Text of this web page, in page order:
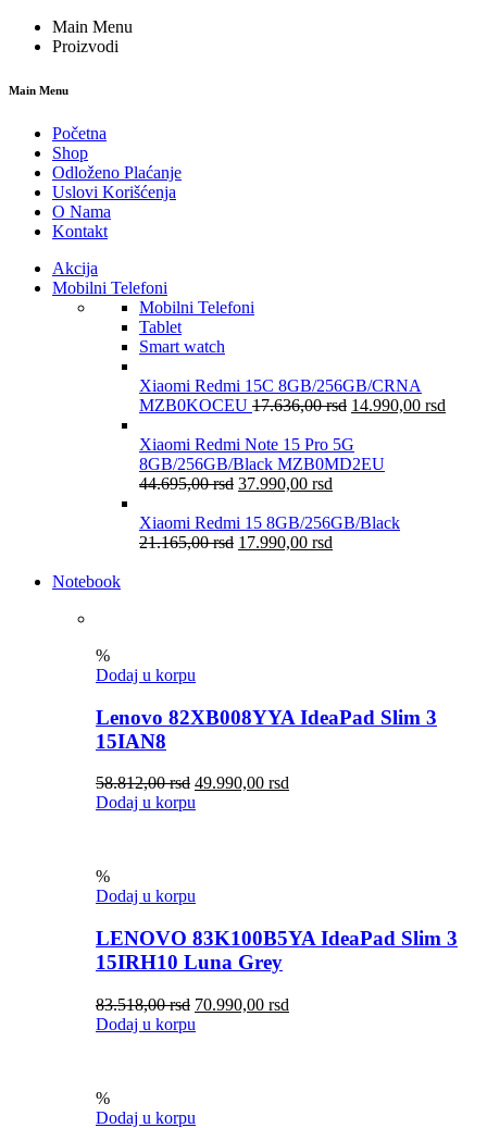
Main Menu
Proizvodi
Main Menu
Početna
Shop
Odloženo Plaćanje
Uslovi Korišćenja
O Nama
Kontakt
Akcija
Mobilni Telefoni
Mobilni Telefoni
Tablet
Smart watch
Xiaomi Redmi 15C 8GB/256GB/CRNA
MZB0KOCEU 17.636,00rsd 14.990,00 rsd
Xiaomi Redmi Note 15 Pro 5G
8GB/256GB/Black MZB0MD2EU
44.695,00rsd 37.990,00 rsd
Xiaomi Redmi 15 8GB/256GB/Black
21.165,00rsd 17.990,00 rsd
Notebook
%
Dodaj u korpu
Lenovo 82XB008YYA IdeaPad Slim 3
15IAN8
58.812,00rsd 49.990,00 rsd
Dodaj u korpu
%
Dodaj u korpu
LENOVO 83K100B5YA IdeaPad Slim 3
15IRH10 Luna Grey
83.518,00rsd 70.990,00 rsd
Dodaj u korpu
%
Dodaj u korpu